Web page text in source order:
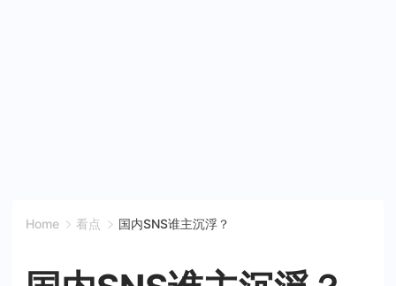
Home 看点 国内SNS谁主沉浮？